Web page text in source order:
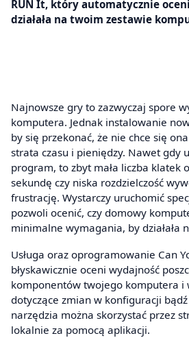
RUN It, który automatycznie
działała na twoim zestawie
Najnowsze gry to zazwyczaj spore
komputera. Jednak instalowanie
by się przekonać, że nie chce się
strata czasu i pieniędzy. Nawet gdy
program, to zbyt mała liczba klatek
sekundę czy niska rozdzielczość
frustrację. Wystarczy uruchomić
pozwoli ocenić, czy domowy
minimalne wymagania, by działała
Usługa oraz oprogramowanie Can
błyskawicznie oceni wydajność
komponentów twojego komputera i
dotyczące zmian w konfiguracji
narzędzia można skorzystać przez
lokalnie za pomocą aplikacji.